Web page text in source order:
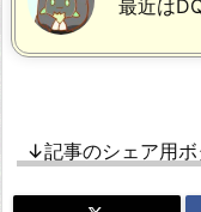
最近は
↓記事のシェア用ボ